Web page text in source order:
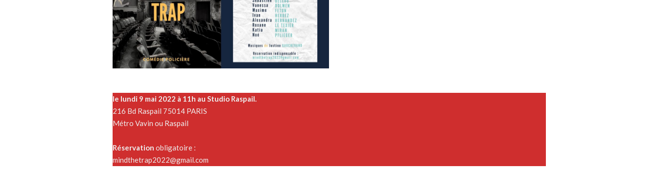
le lundi 9 mai 2022 à 11h au Studio Raspail.
216 Bd Raspail 75014 PARIS
Métro Vavin ou Raspail
Réservation obligatoire :
mindthetrap2022@gmail.com